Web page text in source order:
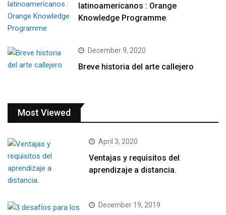
latinoamericanos : Orange
Knowledge Programme
December 9, 2020
Breve historia del arte callejero
Most Viewed
April 3, 2020
Ventajas y requisitos del
aprendizaje a distancia.
December 19, 2019